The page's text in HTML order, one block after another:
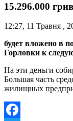
15.296.000
12:27, 11 Травня ,
будет вложено в
Горловки к
На эти деньги
Большая часть
жилищных